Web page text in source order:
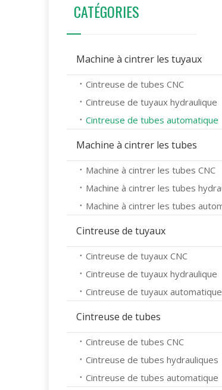
CATÉGORIES
Machine à cintrer les tuyaux
Cintreuse de tubes CNC
Cintreuse de tuyaux hydraulique
Cintreuse de tubes automatique
Machine à cintrer les tubes
Machine à cintrer les tubes CNC
Cintreuse de tuyaux
Cintreuse de tuyaux CNC
Cintreuse de tuyaux hydraulique
Cintreuse de tuyaux automatique
Cintreuse de tubes
Cintreuse de tubes CNC
Cintreuse de tubes hydrauliques
Cintreuse de tubes automatique